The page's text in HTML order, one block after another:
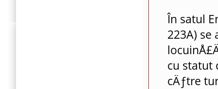
În satul
223A) se
cu statut
cÄƒtre